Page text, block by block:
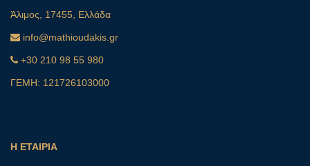
Άλιμος, 17455, Ελλάδα
info@mathioudakis.gr
+30 210 98 55 980
ΓΕΜΗ: 121726103000
Η ΕΤΑΙΡΙΑ